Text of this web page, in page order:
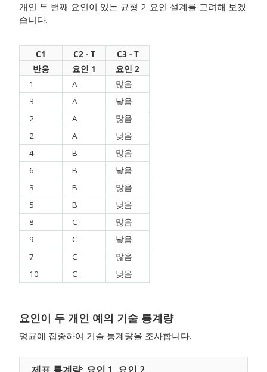
개인 두 번째 요인이 있는 균형 2-요인 설계를 고려해 보겠
습니다.
C1 C2 - T
C3 - T
반응
요인 1
요인 2
1
A
많음
3
A
낮음
2
A
많음
2
A
낮음
4
B
많음
6
B
낮음
3
B
많음
5
B
낮음
8
C
많음
9
C
낮음
7
C
많음
10
C 낮음
요인이 두 개인 예의 기술 통계량
평균에 집중하여 기술 통계량을 조사합니다.